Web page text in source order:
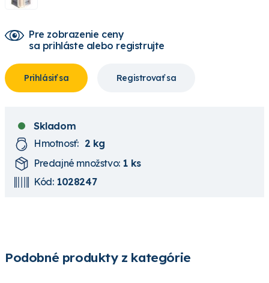
Pre zobrazenie ceny
sa prihláste alebo registrujte
Prihlásiť sa Registrovať sa
Skladom
Hmotnosť: 2 kg
Predajné množstvo: 1 ks
Kód: 1028247
Podobné produkty z kategórie